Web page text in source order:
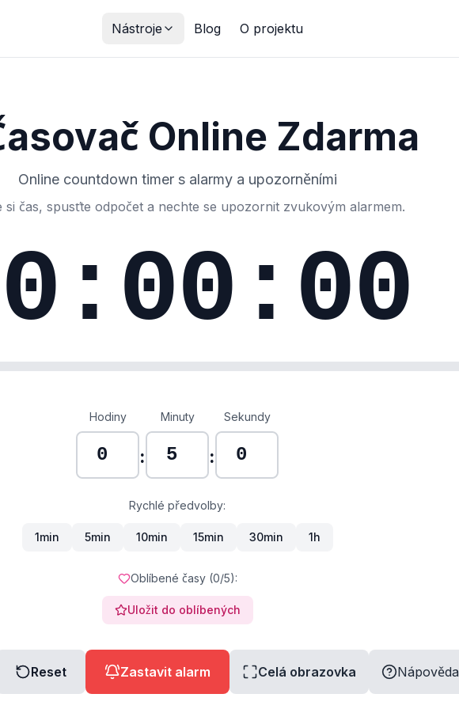
Nástroje Blog O projektu
Online Zdarma
Online countdown timer s alarmy a upozorněními
si čas, spusťte odpočet a nechte se upozornit zvukovým alarmem.
Hodiny
:
Minuty
:
Sekundy
Rychlé předvolby:
1min 5min 10min 15min 30min 1h
Oblíbené časy (0/5):
Uložit do oblíbených
Reset Zastavit alarm Celá obrazovka Nápověda